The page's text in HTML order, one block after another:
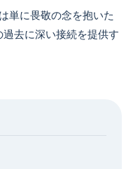
単に畏敬の念を抱いた
去に深い接続を提供す